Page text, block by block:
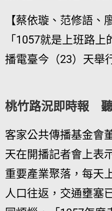
【蔡依璇、范修語、
「1057就是上班路
播電臺今（23）天舉
桃竹路況即時報
客家公共傳播基金會
天在開播記者會上表
重要產業聚落，每天
人口往返，交通壅塞